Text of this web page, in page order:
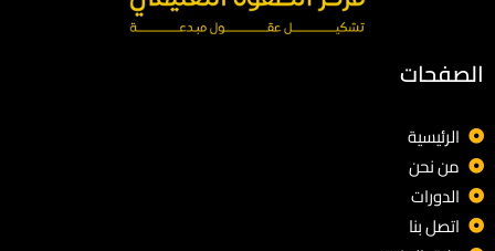
الصفحات
الرئيسية
من نحن
الدورات
اتصل بنا